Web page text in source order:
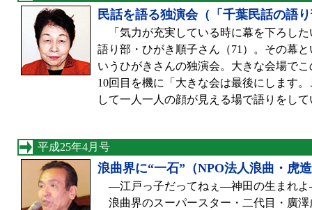
民話を語る独演会（「千葉民話の語
「気力が充実している時に幕を下ろし
語り部・ひがき順子さん（71）。その幕
いうひがきさんの独演会。大きな会場で
10回目を機に「大きな会は最後にします
して一人一人の顔が見える場で語りをし
平成25年4月号
浪曲界に“一石”（NPO法人浪曲・虎
—江戸っ子だってねぇ—神田の生ま
浪曲界のスーパースター・二代目・廣澤